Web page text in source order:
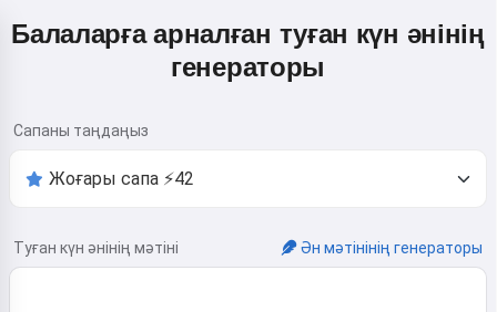
Балаларға арналған туған күн әнінің
генераторы
Сапаны таңдаңыз
Туған күн әнінің мәтіні Ән мәтінінің генераторы